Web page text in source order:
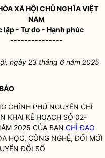
XÃ HỘI CHỦ NGHĨA VIỆT
NAM
lập - Tự do - Hạnh phúc
---------------
ngày 23 tháng 6 năm 2025
CHÍNH PHỦ NGUYỄN CHÍ
KHAI KẾ HOẠCH SỐ 02-
2025 CỦA BAN CHỈ ĐẠO
HỌC, CÔNG NGHỆ, ĐỔI MỚI
ĐỔI SỐ